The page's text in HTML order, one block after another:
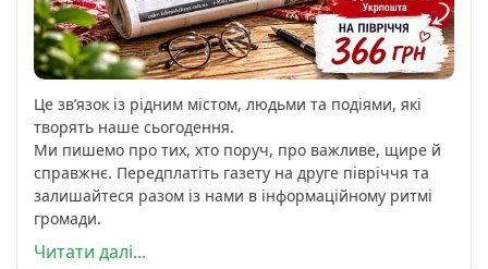
Це зв’язок із рідним містом, людьми та подіями, які
творять наше сьогодення.
Ми пишемо про тих, хто поруч, про важливе, щире й
справжнє. Передплатіть газету на друге півріччя та
залишайтеся разом із нами в інформаційному ритмі
громади.
Читати далі...